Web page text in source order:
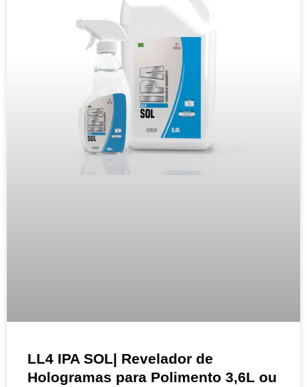
LL4 IPA SOL| Revelador de
Hologramas para Polimento 3,6L ou